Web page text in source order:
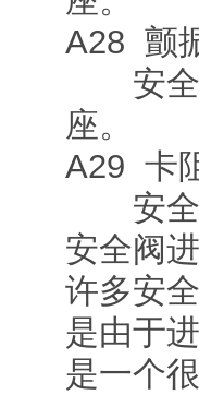
A28 颤
安全
座。
A29 卡
安全
安全阀
许多安
是由于
是一个